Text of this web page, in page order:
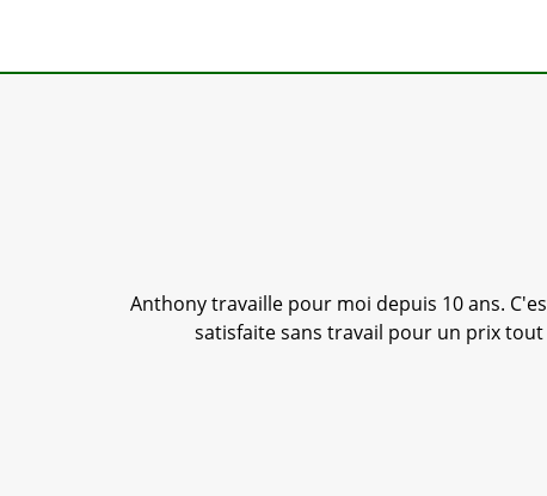
Anthony travaille pour moi depuis 10 ans.
satisfaite sans travail pour un prix